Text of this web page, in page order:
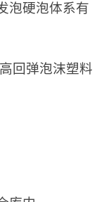
泡硬泡体系有
回弹泡沫塑料